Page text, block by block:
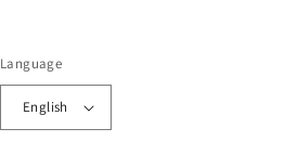
Language
English